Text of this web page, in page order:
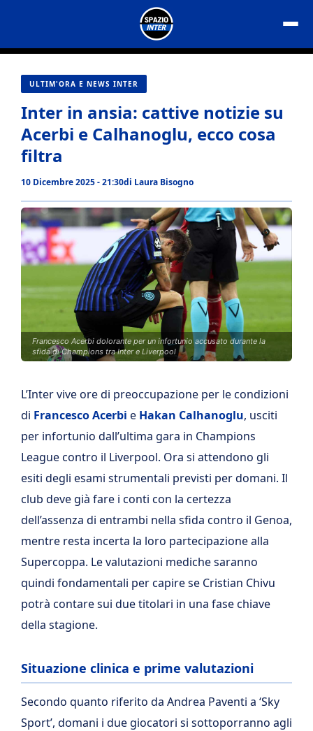
contenuto
ULTIM'ORA E NEWS INTER
Inter in ansia: cattive notizie su
Acerbi e Calhanoglu, ecco cosa
filtra
10 Dicembre 2025 - 21:30di Laura Bisogno
Francesco Acerbi dolorante per un infortunio accusato durante la
sfida di Champions tra Inter e Liverpool
L’Inter vive ore di preoccupazione per le condizioni
di Francesco Acerbi e Hakan Calhanoglu, usciti
per infortunio dall’ultima gara in Champions
League contro il Liverpool. Ora si attendono gli
esiti degli esami strumentali previsti per domani. Il
club deve già fare i conti con la certezza
dell’assenza di entrambi nella sfida contro il Genoa,
mentre resta incerta la loro partecipazione alla
Supercoppa. Le valutazioni mediche saranno
quindi fondamentali per capire se Cristian Chivu
potrà contare sui due titolari in una fase chiave
della stagione.
Situazione clinica e prime valutazioni
Secondo quanto riferito da Andrea Paventi a ‘Sky
Sport’, domani i due giocatori si sottoporranno agli